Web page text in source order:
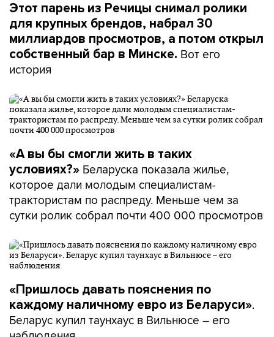
Этот парень из Речицы снимал ролики
для крупных брендов, набрал 30
миллиардов просмотров, а потом открыл
собственный бар в Минске. Вот его
история
«А вы бы смогли жить в таких
условиях?» Беларуска показала жилье,
которое дали молодым специалистам-
трактористам по распреду. Меньше чем за
сутки ролик собрал почти 400 000 просмотров
«Пришлось давать пояснения по
каждому наличному евро из Беларуси».
Беларус купил таунхаус в Вильнюсе – его